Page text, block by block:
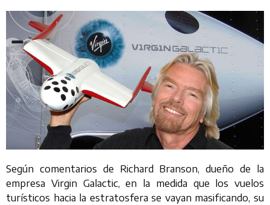
Según comentarios de Richard Branson, dueño de la
empresa Virgin Galactic, en la medida que los vuelos
turísticos hacia la estratosfera se vayan masificando, su